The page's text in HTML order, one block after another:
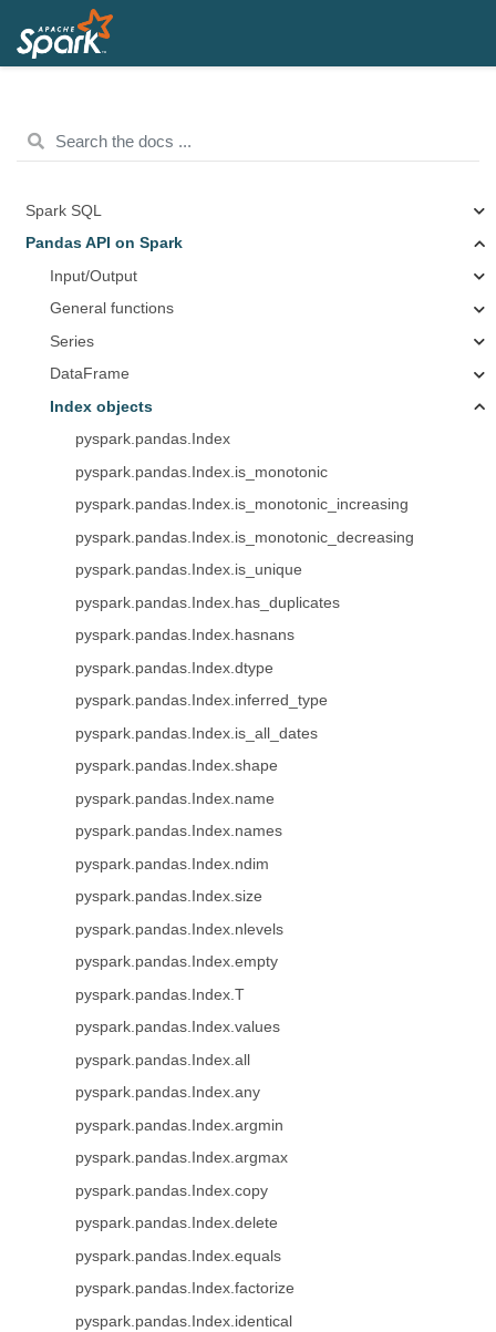
Spark SQL
Pandas API on Spark
Input/Output
General functions
Series
DataFrame
Index objects
pyspark.pandas.Index
pyspark.pandas.Index.is_monotonic
pyspark.pandas.Index.is_monotonic_increasing
pyspark.pandas.Index.is_monotonic_decreasing
pyspark.pandas.Index.is_unique
pyspark.pandas.Index.has_duplicates
pyspark.pandas.Index.hasnans
pyspark.pandas.Index.dtype
pyspark.pandas.Index.inferred_type
pyspark.pandas.Index.is_all_dates
pyspark.pandas.Index.shape
pyspark.pandas.Index.name
pyspark.pandas.Index.names
pyspark.pandas.Index.ndim
pyspark.pandas.Index.size
pyspark.pandas.Index.nlevels
pyspark.pandas.Index.empty
pyspark.pandas.Index.T
pyspark.pandas.Index.values
pyspark.pandas.Index.all
pyspark.pandas.Index.any
pyspark.pandas.Index.argmin
pyspark.pandas.Index.argmax
pyspark.pandas.Index.copy
pyspark.pandas.Index.delete
pyspark.pandas.Index.equals
pyspark.pandas.Index.factorize
pyspark.pandas.Index.identical